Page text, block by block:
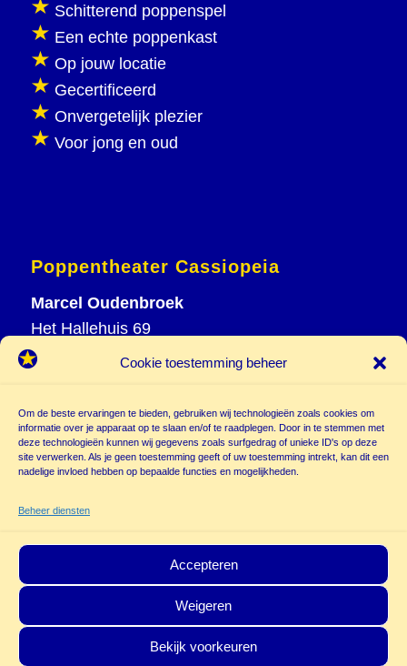
Cookie toestemming beheer
Om de beste ervaringen te bieden, gebruiken wij technologieën zoals cookies om
informatie over je apparaat op te slaan en/of te raadplegen. Door in te stemmen met
deze technologieën kunnen wij gegevens zoals surfgedrag of unieke ID's op deze
site verwerken. Als je geen toestemming geeft of uw toestemming intrekt, kan dit een
nadelige invloed hebben op bepaalde functies en mogelijkheden.
Beheer diensten
Accepteren
Weigeren
Bekijk voorkeuren
Schitterend poppenspel
Een echte poppenkast
Op jouw locatie
Gecertificeerd
Onvergetelijk plezier
Voor jong en oud
Poppentheater Cassiopeia
Marcel Oudenbroek
Het Hallehuis 69
3823 VH Amersfoort
M 06 20 26 94 61
info@
poppentheatercassiopeia.nl
© Copyright - Poppentheater Cassiopeia | Deze site is beschermd door